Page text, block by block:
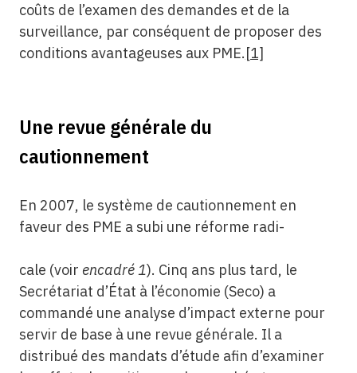
coûts de l’examen des demandes et de la
surveillance, par conséquent de proposer des
conditions avantageuses aux PME.[1]
Une revue générale du
cautionnement
En 2007, le système de cautionnement en
faveur des PME a subi une réforme radi-
cale (voir encadré 1). Cinq ans plus tard, le
Secrétariat d’État à l’économie (Seco) a
commandé une analyse d’impact externe pour
servir de base à une revue générale. Il a
distribué des mandats d’étude afin d’examiner